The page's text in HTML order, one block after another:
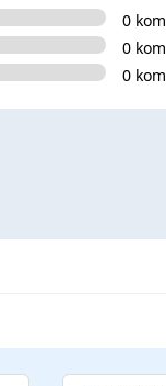
0 kom
0 kom
0 kom